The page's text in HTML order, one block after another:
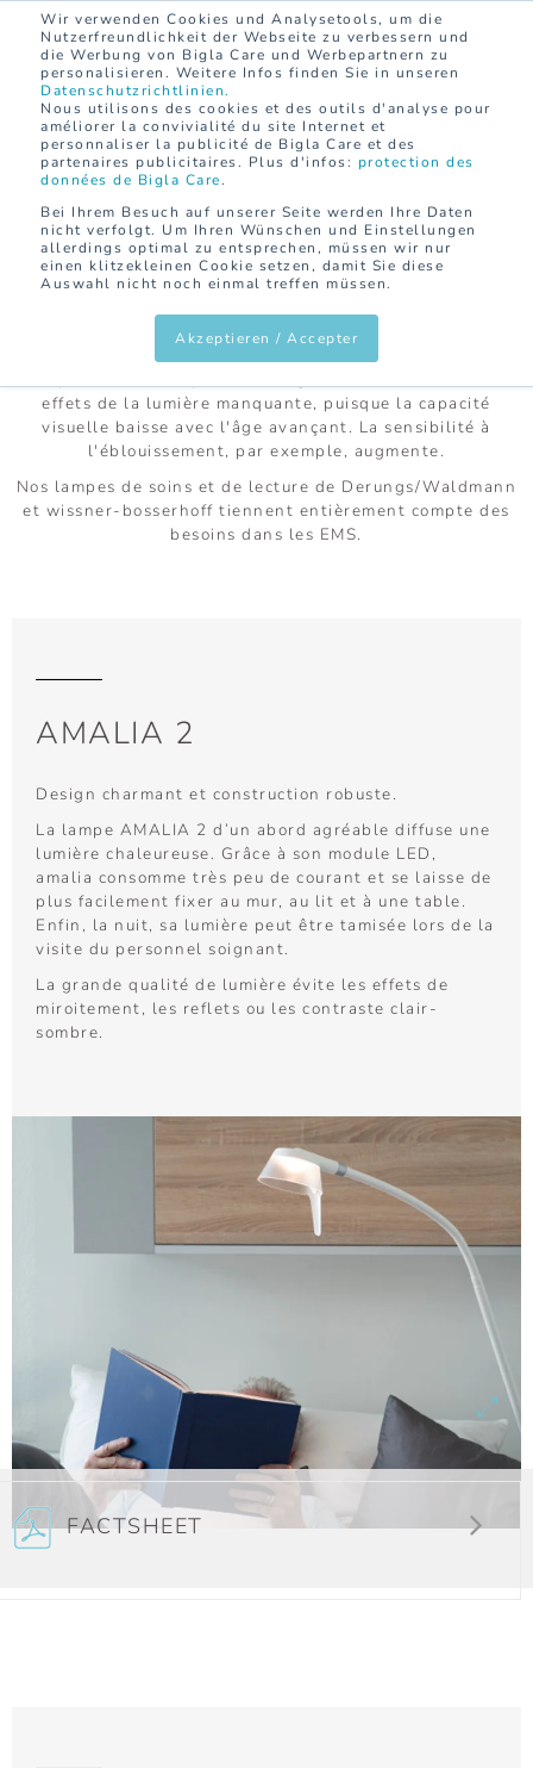
Wir verwenden Cookies und Analysetools, um die
Nutzerfreundlichkeit der Webseite zu verbessern und
die Werbung von Bigla Care und Werbepartnern zu
personalisieren. Weitere Infos finden Sie in unseren
Datenschutzrichtlinien.
Nous utilisons des cookies et des outils d'analyse pour
améliorer la convivialité du site Internet et
personnaliser la publicité de Bigla Care et des
partenaires publicitaires. Plus d'infos: protection des
données de Bigla Care.
Bei Ihrem Besuch auf unserer Seite werden Ihre Daten
nicht verfolgt. Um Ihren Wünschen und Einstellungen
allerdings optimal zu entsprechen, müssen wir nur
einen klitzekleinen Cookie setzen, damit Sie diese
Auswahl nicht noch einmal treffen müssen.
Akzeptieren / Accepter
CONTACT DE FR
HOME SOINS
AMEUBLEMENT ET
LAMPES
effets de la lumière manquante, puisque la capacité
visuelle baisse avec l'âge avançant. La sensibilité à
l'éblouissement, par exemple, augmente.
Nos lampes de soins et de lecture de Derungs/Waldmann
et wissner-bosserhoff tiennent entièrement compte des
besoins dans les EMS.
AMALIA 2
Design charmant et construction robuste.
La lampe AMALIA 2 d’un abord agréable diffuse une
lumière chaleureuse. Grâce à son module LED,
amalia consomme très peu de courant et se laisse de
plus facilement fixer au mur, au lit et à une table.
Enfin, la nuit, sa lumière peut être tamisée lors de la
visite du personnel soignant.
La grande qualité de lumière évite les effets de
miroitement, les reflets ou les contraste clair-
sombre.
FACTSHEET